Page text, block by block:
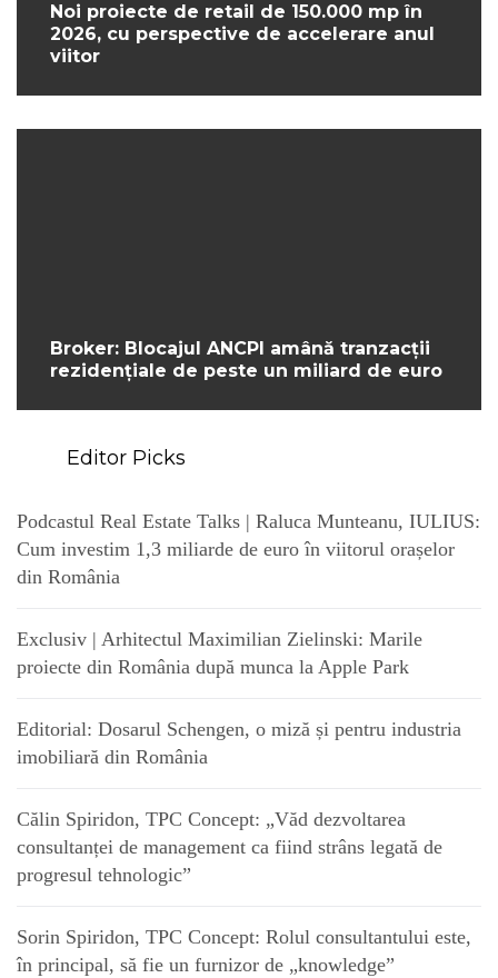
Noi proiecte de retail de 150.000 mp în
2026, cu perspective de accelerare anul
viitor
Broker: Blocajul ANCPI amână tranzacții
rezidențiale de peste un miliard de euro
Editor Picks
Podcastul Real Estate Talks | Raluca Munteanu, IULIUS:
Cum investim 1,3 miliarde de euro în viitorul orașelor
din România
Exclusiv | Arhitectul Maximilian Zielinski: Marile
proiecte din România după munca la Apple Park
Editorial: Dosarul Schengen, o miză și pentru industria
imobiliară din România
Călin Spiridon, TPC Concept: „Văd dezvoltarea
consultanței de management ca fiind strâns legată de
progresul tehnologic”
Sorin Spiridon, TPC Concept: Rolul consultantului este,
în principal, să fie un furnizor de „knowledge”